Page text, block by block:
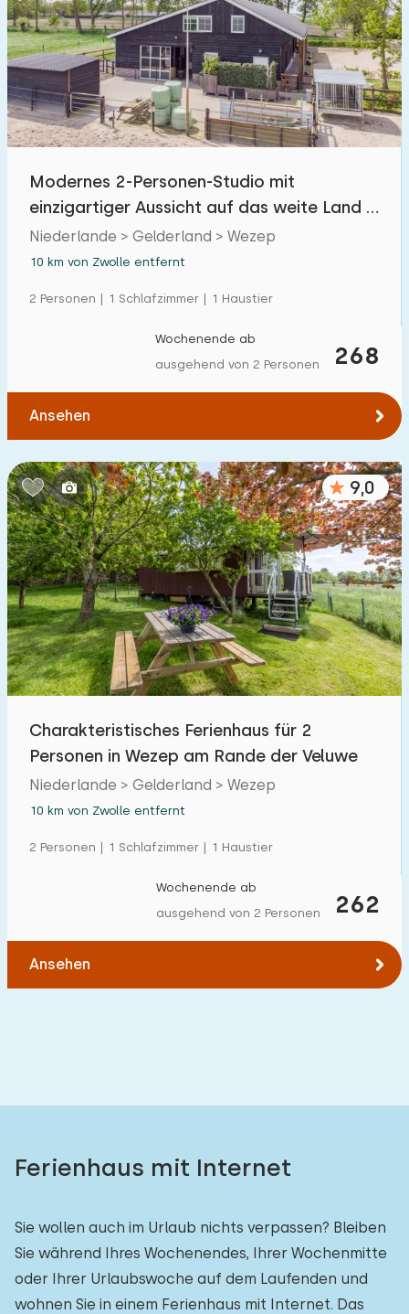
Modernes 2-Personen-Studio mit
einzigartiger Aussicht auf das weite Land in
Wezep
Niederlande > Gelderland > Wezep
10 km von Zwolle entfernt
2 Personen | 1 Schlafzimmer | 1 Haustier
268
Wochenende ab
ausgehend von 2 Personen
Ansehen
9,0
Charakteristisches Ferienhaus für 2
Personen in Wezep am Rande der Veluwe
Niederlande > Gelderland > Wezep
10 km von Zwolle entfernt
2 Personen | 1 Schlafzimmer | 1 Haustier
262
Wochenende ab
ausgehend von 2 Personen
Ansehen
Ferienhaus mit Internet
Sie wollen auch im Urlaub nichts verpassen? Bleiben
Sie während Ihres Wochenendes, Ihrer Wochenmitte
oder Ihrer Urlaubswoche auf dem Laufenden und
wohnen Sie in einem Ferienhaus mit Internet. Das